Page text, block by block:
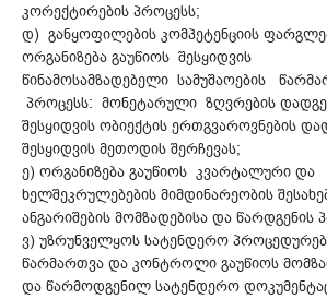
კორექტირების პროცესს;
დ) განყოფილების კომპეტენციის
ორგანიზება გაუწიოს შესყიდვის
წინამოსამზადებელი სამუშაოების
პროცესს: მონეტარული ზღვრების
შესყიდვის ობიექტის ერთგვაროვნების
შესყიდვის მეთოდის შერჩევას;
ე) ორგანიზება გაუწიოს კვარტალური და
ხელშეკრულებების მიმდინარეობის
ანგარიშების მომზადებისა და წარდგენის
ვ) უზრუნველყოს სატენდერო
წარმართვა და კონტროლი გაუწიოს
და წარმოდგენილ სატენდერო